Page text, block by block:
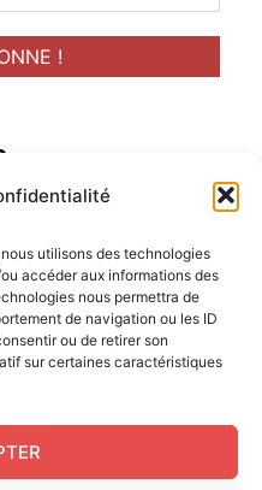
utilisons des technologies
accéder aux informations des
nous permettra de
de navigation ou les ID
ou de retirer son
sur certaines caractéristiques
ferret.fr